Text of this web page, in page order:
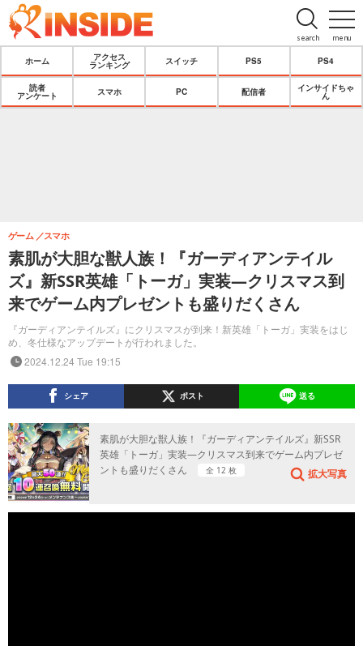
menu
search
ホーム
アクセス
ランキング
スイッチ PS5 PS4
読者
アンケート
スマホ PC 配信者
インサイドちゃ
ん
素肌が大胆な獣人族！『ガーディアンテイル
ズ』新SSR英雄「トーガ」実装―クリスマス到
来でゲーム内プレゼントも盛りだくさん
『ガーディアンテイルズ』にクリスマスが到来！新英雄「トーガ」実装をはじ
め、冬仕様なアップデートが行われました。
ゲーム スマホ
2024.12.24 Tue 19:15
シェア ポスト 送る
素肌が大胆な獣人族！『ガーディアンテイルズ』新SSR
英雄「トーガ」実装―クリスマス到来でゲーム内プレゼ
ントも盛りだくさん
全 12 枚 拡大写真